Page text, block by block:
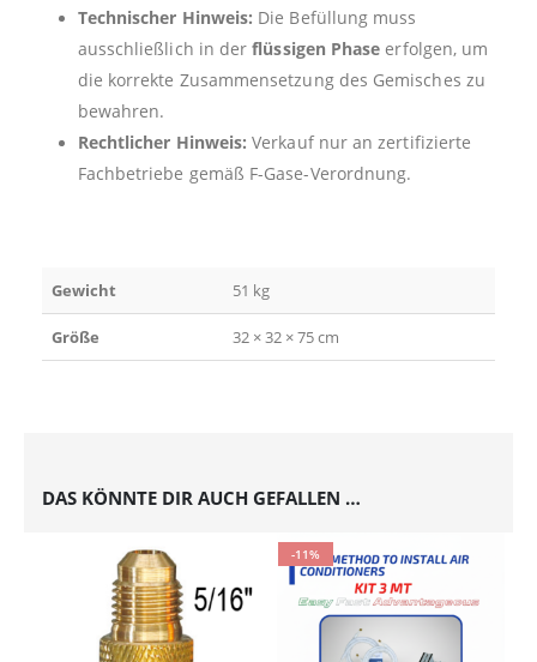
Technischer Hinweis: Die Befüllung muss
ausschließlich in derflüssigen Phase erfolgen, um
die korrekte Zusammensetzung des Gemisches zu
bewahren.
Rechtlicher Hinweis: Verkauf nur an zertifizierte
Fachbetriebe gemäß F-Gase-Verordnung.
Gewicht 51 kg
Größe 32 × 32 × 75 cm
DAS KÖNNTE DIR AUCH GEFALLEN …
-11%